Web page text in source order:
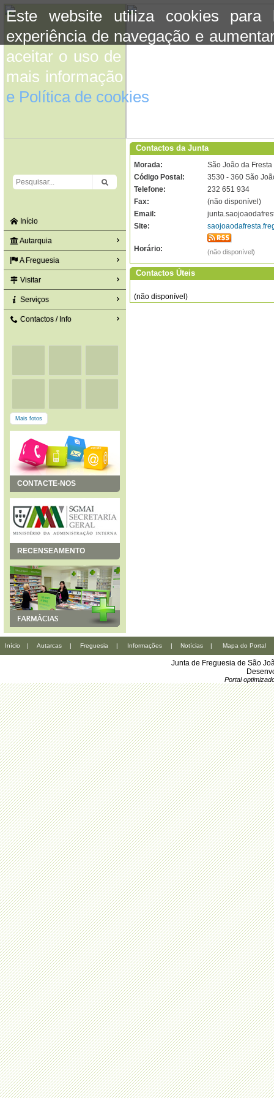
Este website utiliza cookies para
experiência de navegação e
aceitar o uso de cookies basta
mais informação consulte a
e Política de cookies
Início
Autarquia
A Freguesia
Visitar
Serviços
Contactos / Info
Mais fotos
CONTACTE-NOS
RECENSEAMENTO
Contactos da Junta
Morada:
São João da Fresta
Código Postal:
3530 - 360 São
Telefone:
232 651 934
Fax:
(não disponível)
Email:
Site:
Horário: (não disponível)
Contactos Úteis
(não disponível)
Início | Autarcas | Freguesia | Informações | Notícias | Mapa do Portal
Junta de Freguesia de São
Portal